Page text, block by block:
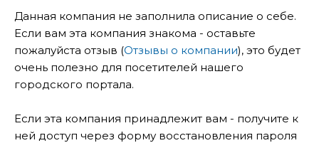
Данная компания не заполнила описание о себе.
Если вам эта компания знакома - оставьте
пожалуйста отзыв (Отзывы о компании), это будет
очень полезно для посетителей нашего
городского портала.
Если эта компания принадлежит вам - получите к
ней доступ через форму восстановления пароля